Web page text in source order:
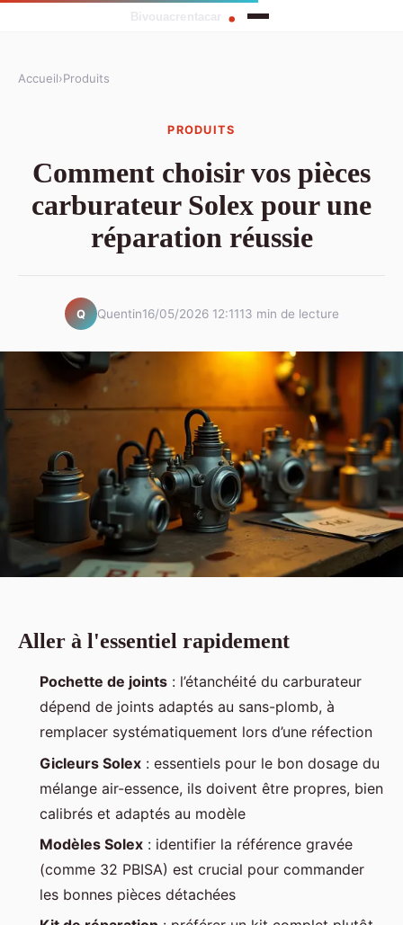
Accueil›Produits
PRODUITS
Comment choisir vos pièces
carburateur Solex pour une
réparation réussie
Q Quentin16/05/2026 12:1113 min de lecture
Aller à l'essentiel rapidement
Pochette de joints : l’étanchéité du carburateur
dépend de joints adaptés au sans-plomb, à
remplacer systématiquement lors d’une réfection
Gicleurs Solex : essentiels pour le bon dosage du
mélange air-essence, ils doivent être propres, bien
calibrés et adaptés au modèle
Modèles Solex : identifier la référence gravée
(comme 32 PBISA) est crucial pour commander
les bonnes pièces détachées